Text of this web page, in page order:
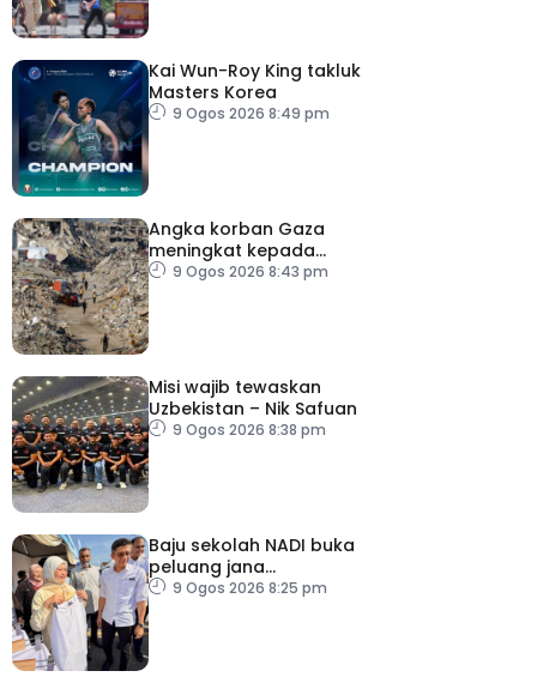
Kai Wun-Roy King takluk
Masters Korea
9 Ogos 2026 8:49 pm
Angka korban Gaza
meningkat kepada
73,386 orang
9 Ogos 2026 8:43 pm
Misi wajib tewaskan
Uzbekistan – Nik Safuan
9 Ogos 2026 8:38 pm
Baju sekolah NADI buka
peluang jana
pendapatan, bantu
9 Ogos 2026 8:25 pm